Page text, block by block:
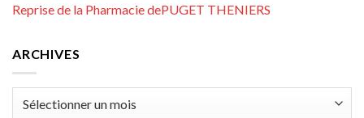
Reprise de la Pharmacie dePUGET THENIERS
ARCHIVES